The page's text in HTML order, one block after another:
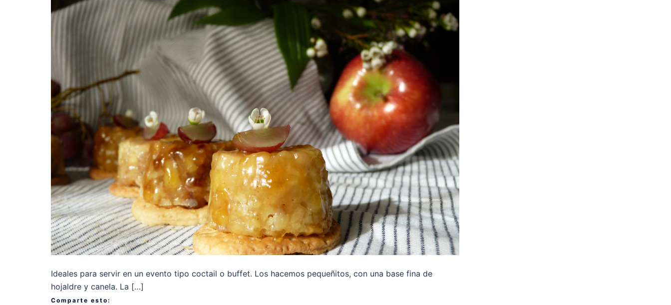
Ideales para servir en un evento tipo coctail o buffet. Los hacemos pequeñitos, con una base fina de
hojaldre y canela. La […]
Comparte esto: